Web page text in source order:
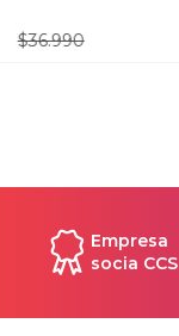
$36.990
Empresa
socia CCS